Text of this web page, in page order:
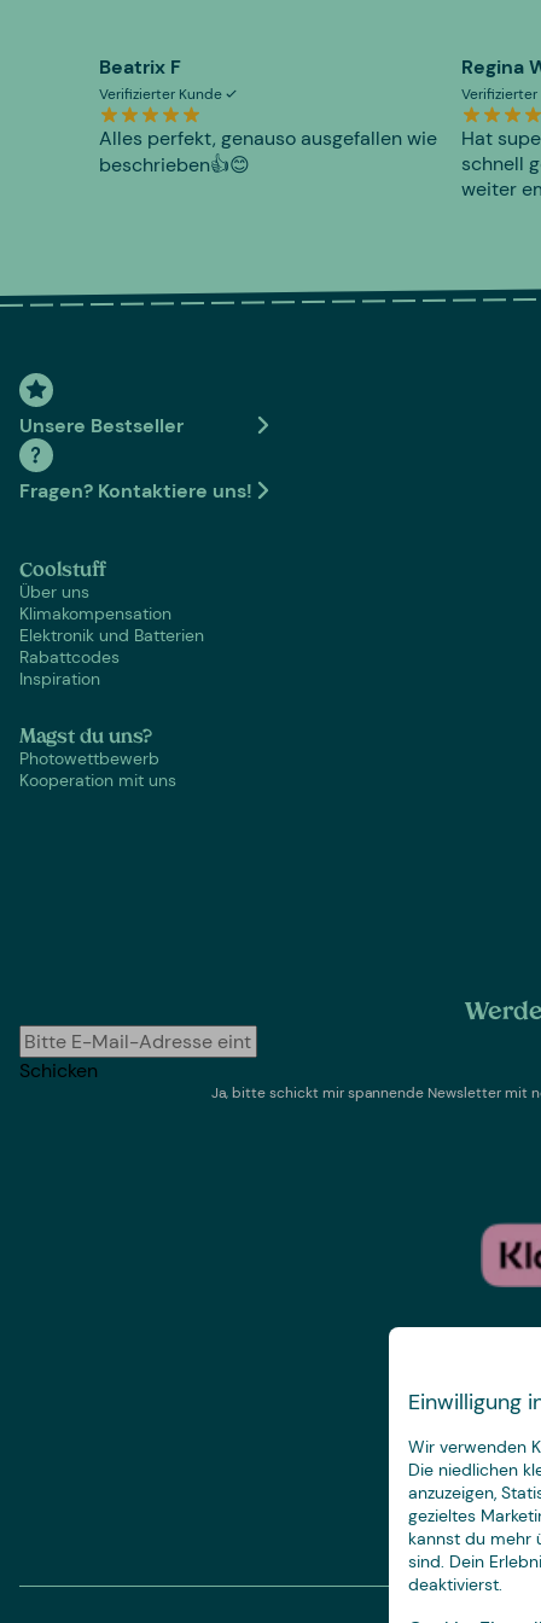
Einwilligung
Wir verwenden
Die niedlichen
anzuzeigen,
gezieltes
kannst du mehr
sind. Dein
deaktivierst.
Beatrix F
Verifizierter Kunde
Alles perfekt, genauso ausgefallen wie
beschrieben👍😊
Regina
Hat
schnell
weiter
Unsere Bestseller
Fragen? Kontaktiere uns!
Coolstuff
Über uns
Klimakompensation
Elektronik und Batterien
Rabattcodes
Inspiration
Magst du uns?
Photowettbewerb
Kooperation mit uns
Schicken
Ja, bitte schickt mir spannende Newsletter mit